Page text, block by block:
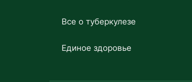
Все о туберкулезе
Единое здоровье